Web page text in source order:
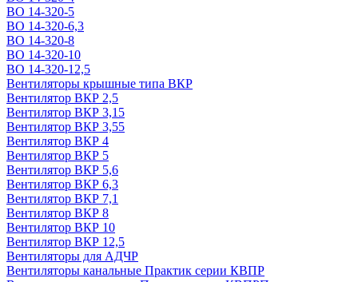
ВО 14-320-5
ВО 14-320-6,3
ВО 14-320-8
ВО 14-320-10
ВО 14-320-12,5
Вентиляторы крышные типа ВКР
Вентилятор ВКР 2,5
Вентилятор ВКР 3,15
Вентилятор ВКР 3,55
Вентилятор ВКР 4
Вентилятор ВКР 5
Вентилятор ВКР 5,6
Вентилятор ВКР 6,3
Вентилятор ВКР 7,1
Вентилятор ВКР 8
Вентилятор ВКР 10
Вентилятор ВКР 12,5
Вентиляторы для АДЧР
Вентиляторы канальные Практик серии КВПР